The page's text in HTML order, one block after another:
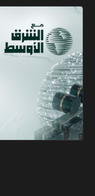
مع الشرق الأوسط